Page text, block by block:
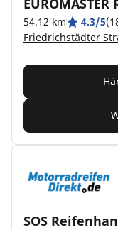
54.12 km 4.3/5
SOS